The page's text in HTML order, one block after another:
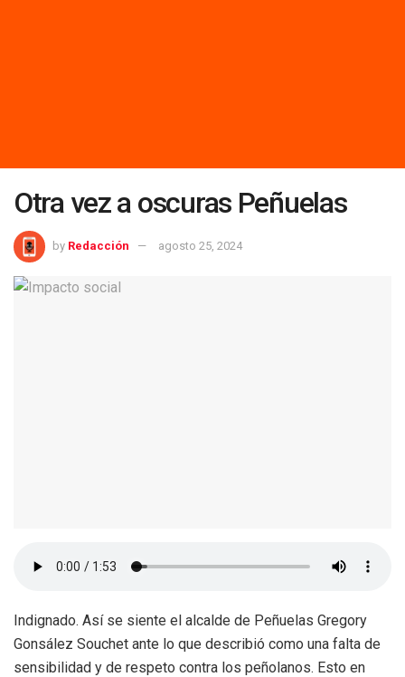
Otra vez a oscuras Peñuelas
by Redacción agosto 25, 2024
Indignado. Así se siente el alcalde de Peñuelas Gregory
Gonsález Souchet ante lo que describió como una falta de
sensibilidad y de respeto contra los peñolanos. Esto en